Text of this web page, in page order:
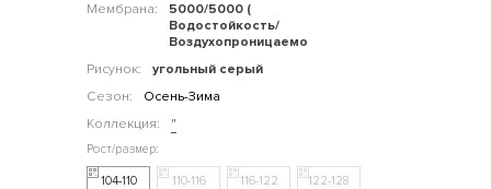
Мембрана:
5000/5000 (
Водостойкость/
Воздухопроницаемость)
Рисунок:
угольный серый
Сезон:
Осень-Зима
Коллекция:
"
104-110 110-116 116-122 122-128